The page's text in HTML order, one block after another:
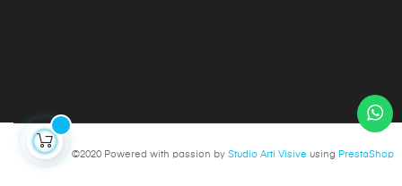
©2020 Powered with passion by Studio Arti Visive using PrestaShop